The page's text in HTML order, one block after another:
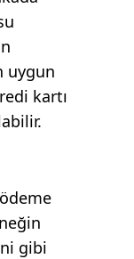
uygun
kartı
gibi